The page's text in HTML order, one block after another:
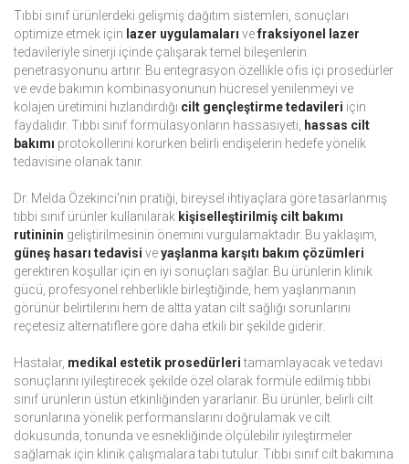
Tıbbi sınıf ürünlerdeki gelişmiş dağıtım sistemleri, sonuçları
optimize etmek için lazer uygulamaları vefraksiyonel lazer
tedavileriyle sinerji içinde çalışarak temel bileşenlerin
penetrasyonunu artırır. Bu entegrasyon özellikle ofis içi prosedürler
ve evde bakımın kombinasyonunun hücresel yenilenmeyi ve
kolajen üretimini hızlandırdığı cilt gençleştirme tedavileri için
faydalıdır. Tıbbi sınıf formülasyonların hassasiyeti,
hassas cilt
bakımı protokollerini korurken belirli endişelerin hedefe yönelik
tedavisine olanak tanır.
Dr. Melda Özekinci'nin pratiği, bireysel ihtiyaçlara göre tasarlanmış
tıbbi sınıf ürünler kullanılarak kişiselleştirilmiş cilt bakımı
rutininin geliştirilmesinin önemini vurgulamaktadır. Bu yaklaşım,
güneş hasarı tedavisi veyaşlanma karşıtı bakım çözümleri
gerektiren koşullar için en iyi sonuçları sağlar. Bu ürünlerin klinik
gücü, profesyonel rehberlikle birleştiğinde, hem yaşlanmanın
görünür belirtilerini hem de altta yatan cilt sağlığı sorunlarını
reçetesiz alternatiflere göre daha etkili bir şekilde giderir.
Hastalar, medikal estetik prosedürleritamamlayacak ve tedavi
sonuçlarını iyileştirecek şekilde özel olarak formüle edilmiş tıbbi
sınıf ürünlerin üstün etkinliğinden yararlanır. Bu ürünler, belirli cilt
sorunlarına yönelik performanslarını doğrulamak ve cilt
dokusunda, tonunda ve esnekliğinde ölçülebilir iyileştirmeler
sağlamak için klinik çalışmalara tabi tutulur. Tıbbi sınıf cilt bakımına